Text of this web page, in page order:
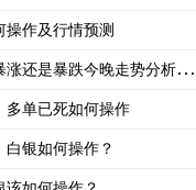
操作及行情预测
还是暴跌今晚走势分析，
多单已死如何操作
白银如何操作？